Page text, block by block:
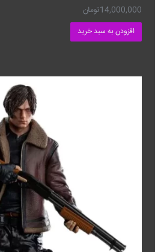
14,000,000تومان
افزودن به سبد خرید